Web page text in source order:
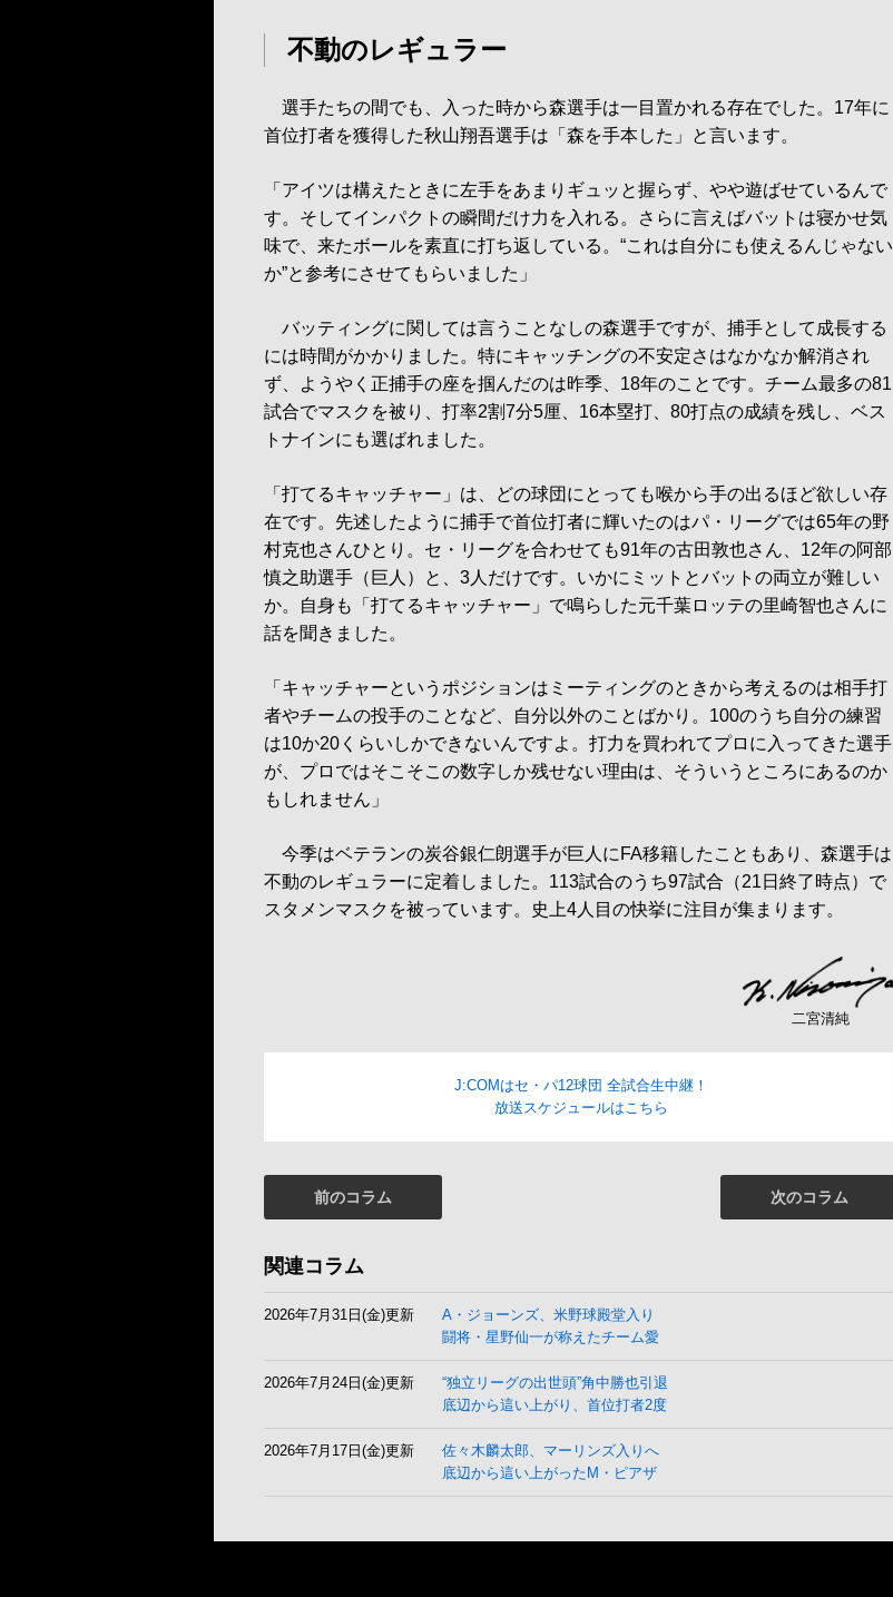
不動のレギュラー
選手たちの間でも、入った時から森選手は一目置かれる存在でした。17年に
首位打者を獲得した秋山翔吾選手は「森を手本した」と言います。
「アイツは構えたときに左手をあまりギュッと握らず、やや遊ばせているんで
す。そしてインパクトの瞬間だけ力を入れる。さらに言えばバットは寝かせ気
味で、来たボールを素直に打ち返している。“これは自分にも使えるんじゃない
か”と参考にさせてもらいました」
バッティングに関しては言うことなしの森選手ですが、捕手として成長する
には時間がかかりました。特にキャッチングの不安定さはなかなか解消され
ず、ようやく正捕手の座を掴んだのは昨季、18年のことです。チーム最多の81
試合でマスクを被り、打率2割7分5厘、16本塁打、80打点の成績を残し、ベス
トナインにも選ばれました。
「打てるキャッチャー」は、どの球団にとっても喉から手の出るほど欲しい存
在です。先述したように捕手で首位打者に輝いたのはパ・リーグでは65年の野
村克也さんひとり。セ・リーグを合わせても91年の古田敦也さん、12年の阿部
慎之助選手（巨人）と、3人だけです。いかにミットとバットの両立が難しい
か。自身も「打てるキャッチャー」で鳴らした元千葉ロッテの里崎智也さんに
話を聞きました。
「キャッチャーというポジションはミーティングのときから考えるのは相手打
者やチームの投手のことなど、自分以外のことばかり。100のうち自分の練習
は10か20くらいしかできないんですよ。打力を買われてプロに入ってきた選手
が、プロではそこそこの数字しか残せない理由は、そういうところにあるのか
もしれません」
今季はベテランの炭谷銀仁朗選手が巨人にFA移籍したこともあり、森選手は
不動のレギュラーに定着しました。113試合のうち97試合（21日終了時点）で
スタメンマスクを被っています。史上4人目の快挙に注目が集まります。
二宮清純
J:COMはセ・パ12球団 全試合生中継！
放送スケジュールはこちら
前のコラム 次のコラム
関連コラム
2026年7月31日(金)更新
A・ジョーンズ、米野球殿堂入り
闘将・星野仙一が称えたチーム愛
2026年7月24日(金)更新
“独立リーグの出世頭”角中勝也引退
底辺から這い上がり、首位打者2度
2026年7月17日(金)更新
佐々木麟太郎、マーリンズ入りへ
底辺から這い上がったM・ピアザ